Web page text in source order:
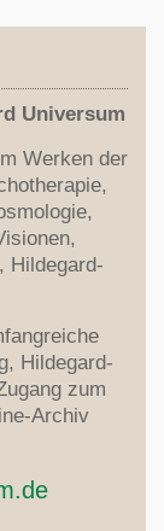
Universum
Werken der
Hildegard-
Hildegard-
zum
Archiv